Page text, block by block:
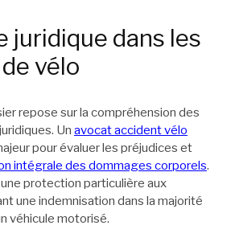
juridique dans les
vélo
repose sur la compréhension des
Un avocat accident vélo
pour évaluer les préjudices et
intégrale des dommages corporels.
protection particulière aux
une indemnisation dans la majorité
véhicule motorisé.